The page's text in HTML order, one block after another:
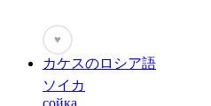
♥
カケスのロシア語
ソイカ
сойка